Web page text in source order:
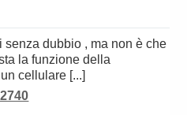
la funzione della
cellulare [...]